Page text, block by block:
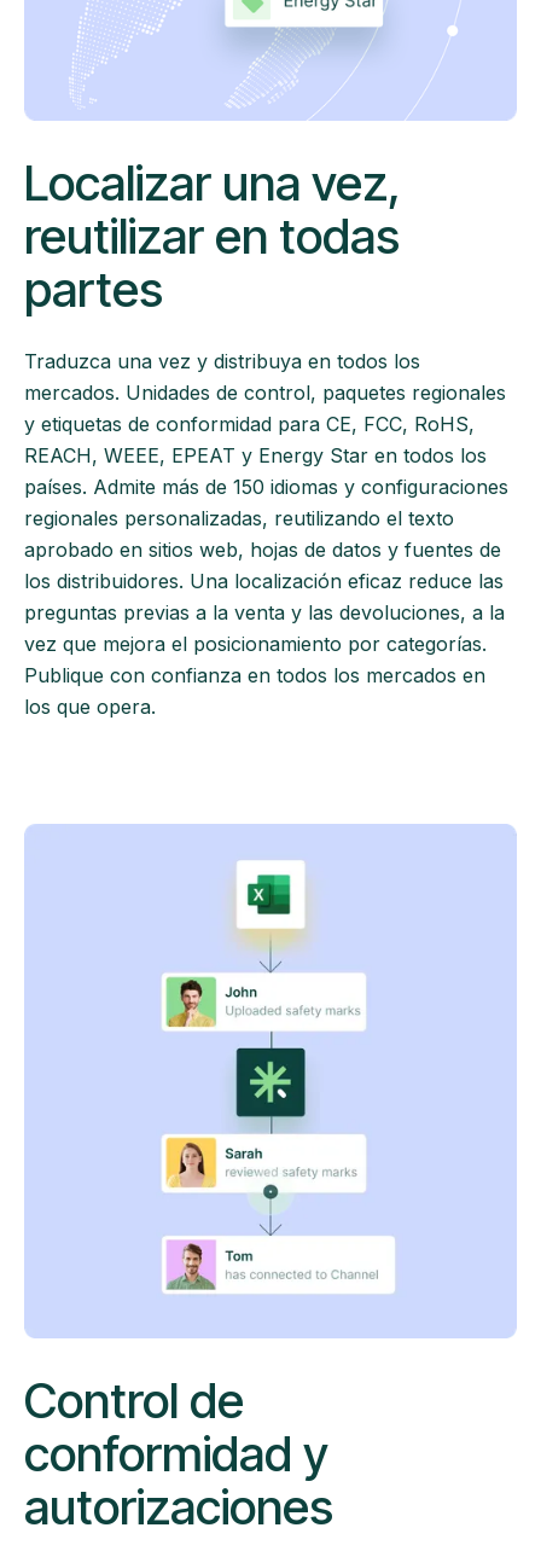
Localizar una vez,
reutilizar en todas
partes
Traduzca una vez y distribuya en todos los
mercados. Unidades de control, paquetes regionales
y etiquetas de conformidad para CE, FCC, RoHS,
REACH, WEEE, EPEAT y Energy Star en todos los
países. Admite más de 150 idiomas y configuraciones
regionales personalizadas, reutilizando el texto
aprobado en sitios web, hojas de datos y fuentes de
los distribuidores. Una localización eficaz reduce las
preguntas previas a la venta y las devoluciones, a la
vez que mejora el posicionamiento por categorías.
Publique con confianza en todos los mercados en
los que opera.
Control de
conformidad y
autorizaciones